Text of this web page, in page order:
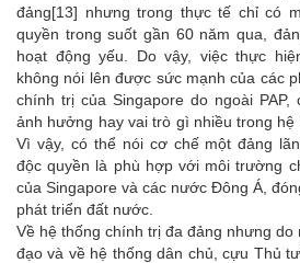
đảng[13] nhưng trong thực tế chỉ có
quyền trong suốt gần 60 năm qua,
hoạt động yếu. Do vậy, việc thực
không nói lên được sức mạnh của các
chính trị của Singapore do ngoài PAP,
ảnh hưởng hay vai trò gì nhiều trong hệ
Vì vậy, có thể nói cơ chế một đảng
độc quyền là phù hợp với môi trường
của Singapore và các nước Đông Á,
phát triển đất nước.
Về hệ thống chính trị đa đảng nhưng do
đạo và về hệ thống dân chủ, cựu Thủ